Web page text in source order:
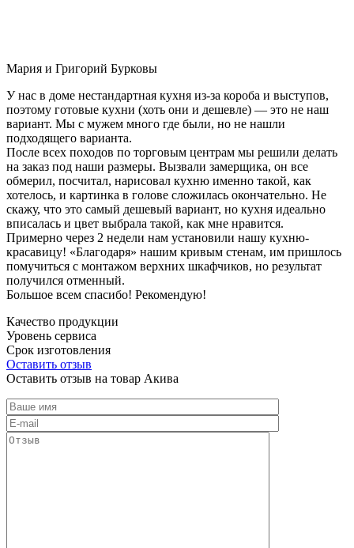
Мария и Григорий Бурковы
У нас в доме нестандартная кухня из-за короба и выступов,
поэтому готовые кухни (хоть они и дешевле) — это не наш
вариант. Мы с мужем много где были, но не нашли
подходящего варианта.
После всех походов по торговым центрам мы решили делать
на заказ под наши размеры. Вызвали замерщика, он все
обмерил, посчитал, нарисовал кухню именно такой, как
хотелось, и картинка в голове сложилась окончательно. Не
скажу, что это самый дешевый вариант, но кухня идеально
вписалась и цвет выбрала такой, как мне нравится.
Примерно через 2 недели нам установили нашу кухню-
красавицу! «Благодаря» нашим кривым стенам, им пришлось
помучиться с монтажом верхних шкафчиков, но результат
получился отменный.
Большое всем спасибо! Рекомендую!
Качество продукции
Уровень сервиса
Срок изготовления
Оставить отзыв
Оставить отзыв на товар Акива